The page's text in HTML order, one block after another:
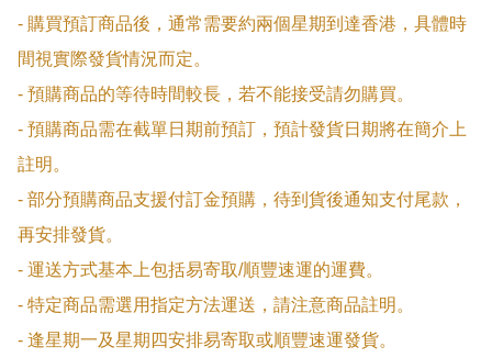
- 購買預訂商品後，通常需要約兩個星期到達香港，具體時
間視實際發貨情況而定。
- 預購商品的等待時間較長，若不能接受請勿購買。
- 預購商品需在截單日期前預訂，預計發貨日期將在簡介上
註明。
- 部分預購商品支援付訂金預購，待到貨後通知支付尾款，
再安排發貨。
- 運送方式基本上包括易寄取/順豐速運的運費。
- 特定商品需選用指定方法運送，請注意商品註明。
- 逢星期一及星期四安排易寄取或順豐速運發貨。